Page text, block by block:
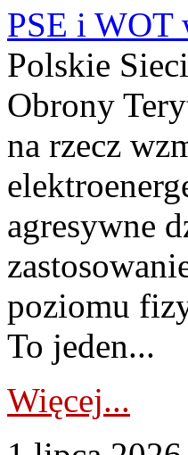
PSE i WOT
Polskie
Obrony
na rzecz
agresywne
poziomu
To jeden...
Więcej...